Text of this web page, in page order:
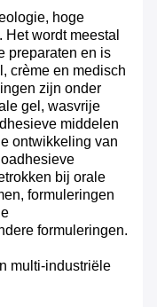
hoge
wordt meestal
preparaten en is
crème en medisch
zijn onder
gel, wasvrije
middelen
ontwikkeling van
bij orale
formuleringen
formuleringen.
multi-industriële